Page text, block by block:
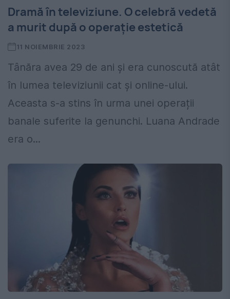
Dramă în televiziune. O celebră vedetă
a murit după o operație estetică
11 NOIEMBRIE 2023
Tânăra avea 29 de ani și era cunoscută atât
în lumea televiziunii cat și online-ului.
Aceasta s-a stins în urma unei operații
banale suferite la genunchi. Luana Andrade
era o...